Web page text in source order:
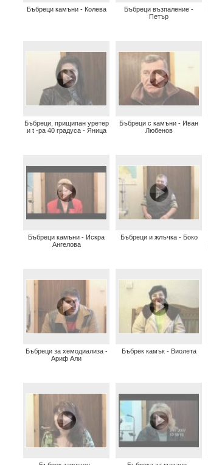
Бъбреци камъни - Колева
Бъбреци възпаление -
Петър
Бъбреци, прищипан уретер
и t -ра 40 градуса - Яница
Бъбреци с камъни - Иван
Любенов
Бъбреци камъни - Искра
Ангелова
Бъбреци и жлъчка - Боко
Бъбреци за хемодиализа -
Ариф Али
Бъбрек камък - Виолета